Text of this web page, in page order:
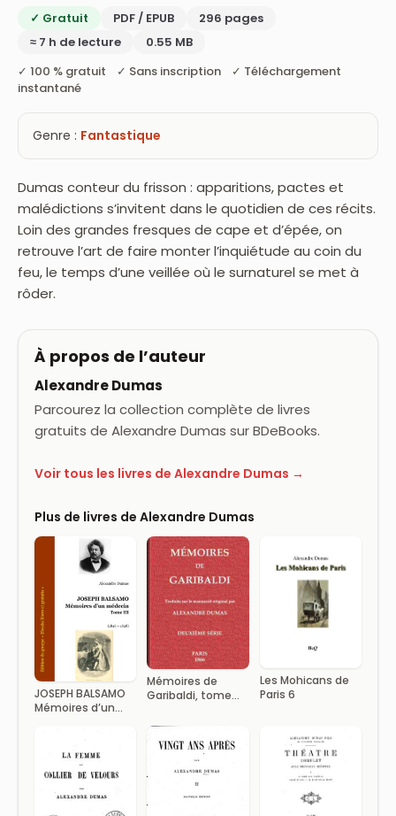
✓ Gratuit PDF / EPUB
296 pages
≈ 7 h de lecture
0.55 MB
✓ 100 % gratuit ✓ Sans inscription ✓ Téléchargement
instantané
Genre : Fantastique
Dumas conteur du frisson : apparitions, pactes et
malédictions s’invitent dans le quotidien de ces récits.
Loin des grandes fresques de cape et d’épée, on
retrouve l’art de faire monter l’inquiétude au coin du
feu, le temps d’une veillée où le surnaturel se met à
rôder.
À propos de l’auteur
Alexandre Dumas
Parcourez la collection complète de livres
gratuits de Alexandre Dumas sur BDeBooks.
Voir tous les livres de Alexandre Dumas →
Plus de livres de Alexandre Dumas
JOSEPH BALSAMO
Mémoires d’un
Mémoires de
Garibaldi, tome
Les Mohicans de
Paris 6